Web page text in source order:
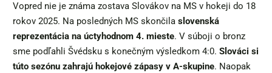
Vopred nie je známa zostava Slovákov na MS v hokeji do 18
rokov 2025. Na posledných MS skončila slovenská
reprezentácia na úctyhodnom 4. mieste. V súboji o bronz
sme podľahli Švédsku s konečným výsledkom 4:0. Slováci si
túto sezónu zahrajú hokejové zápasy v A-skupine. Naopak